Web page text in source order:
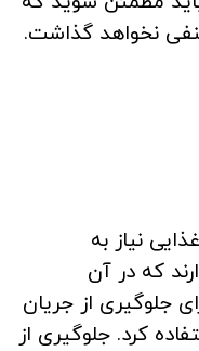
نخواهد گذاشت.
نیاز به
که در آن
جلوگیری از جریان
کرد. جلوگیری از